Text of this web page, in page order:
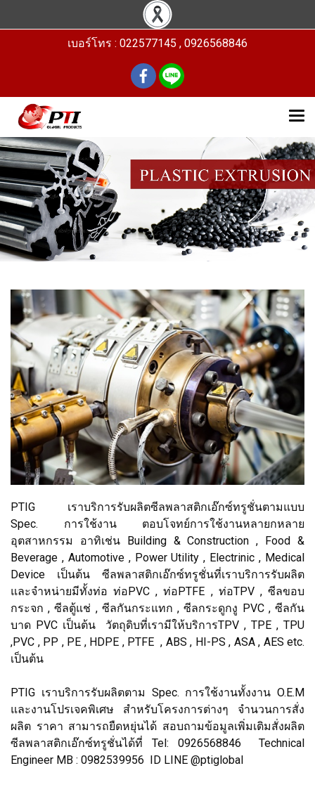
เบอร์โทร : 022577145 , 0926568846
PTIG เราบริการรับผลิตซีลพลาสติกเอ๊กซ์ทรูชั่นตามแบบ
Spec. การใช้งาน ตอบโจทย์การใช้งานหลายกหลาย
อุตสาหกรรม อาทิเช่น Building & Construction , Food &
Beverage , Automotive , Power Utility , Electrinic , Medical
Device เป็นต้น ซีลพลาสติกเอ๊กซ์ทรูชั่นที่เราบริการรับผลิต
และจำหน่ายมีทั้งท่อ ท่อPVC , ท่อPTFE , ท่อTPV , ซีลขอบ
กระจก , ซีลตู้แช่ , ซีลกันกระแทก , ซีลกระดูกงู PVC , ซีลกัน
บาด PVC เป็นต้น วัตถุดิบที่เรามีให้บริการTPV , TPE , TPU
,PVC , PP , PE , HDPE , PTFE , ABS , HI-PS , ASA , AES etc.
เป็นต้น
PTIG เราบริการรับผลิตตาม Spec. การใช้งานทั้งงาน O.E.M
และงานโปรเจคพิเศษ สำหรับโครงการต่างๆ จำนวนการสั่ง
ผลิต ราคา สามารถยืดหยุ่นได้ สอบถามข้อมูลเพิ่มเติมสั่งผลิต
ซีลพลาสติกเอ๊กซ์ทรูชั่นได้ที่ Tel: 0926568846 Technical
Engineer MB : 0982539956 ID LINE @ptiglobal